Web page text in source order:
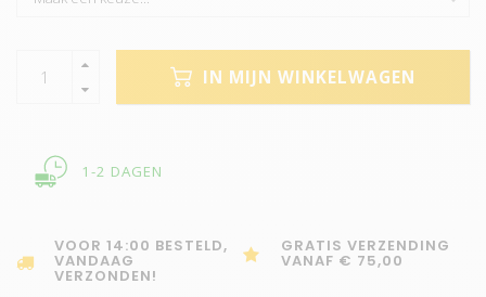
IN MIJN WINKELWAGEN
1-2 DAGEN
VOOR 14:00 BESTELD,
VANDAAG
VERZONDEN!
GRATIS VERZENDING
VANAF € 75,00